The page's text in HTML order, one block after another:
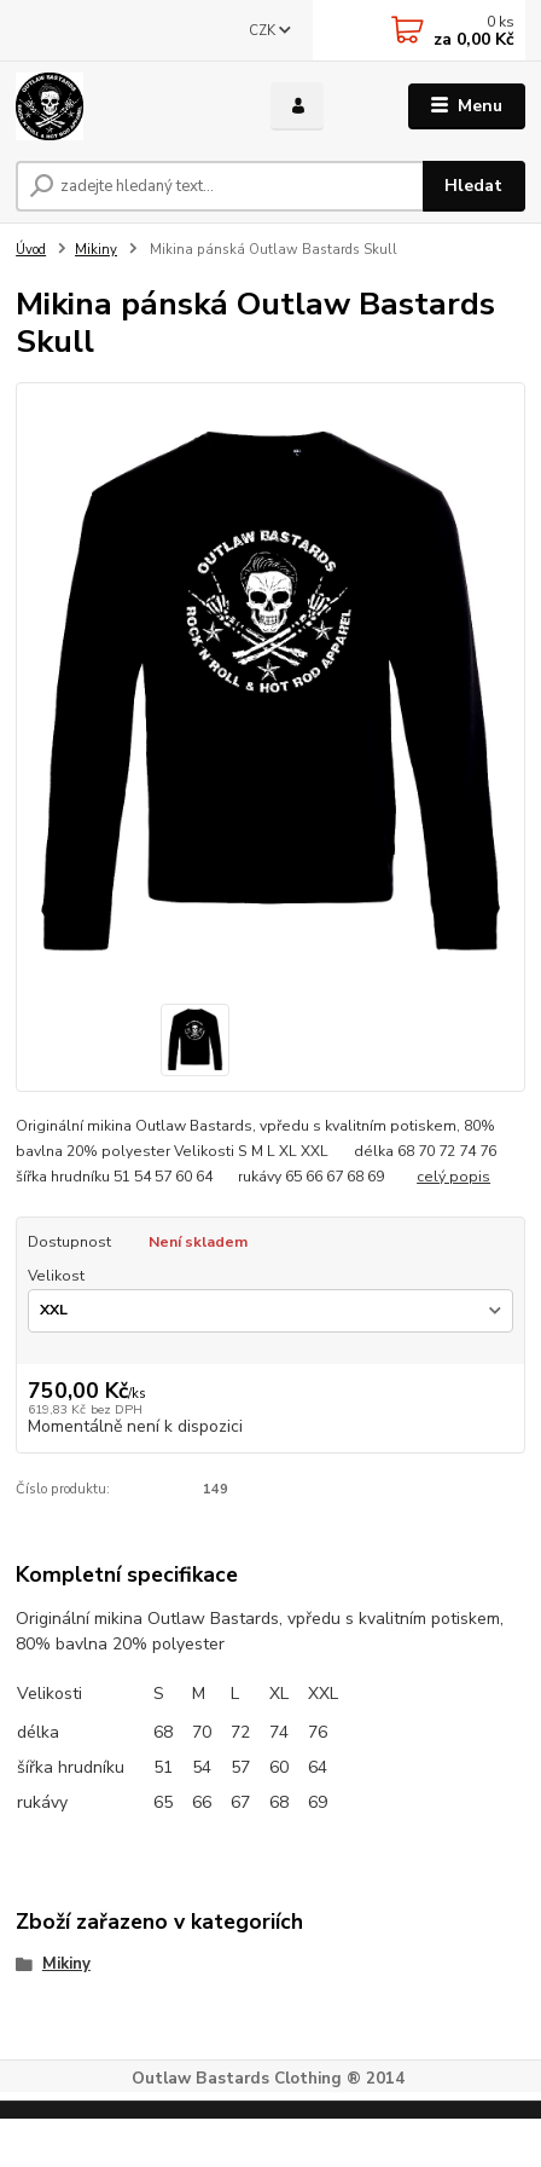
Menu
CZK
Hledat
0 ks
za 0,00 Kč
Úvod Mikiny Mikina pánská Outlaw Bastards Skull
Mikina pánská Outlaw Bastards
Skull
Originální mikina Outlaw Bastards, vpředu s kvalitním potiskem, 80%
bavlna 20% polyester Velikosti S M L XL XXL délka 68 70 72 74 76
šířka hrudníku 51 54 57 60 64 rukávy 65 66 67 68 69 celý popis
Dostupnost
Není skladem
Velikost
750,00 Kč/ks
619,83 Kč bez DPH
Momentálně není k dispozici
Číslo produktu: 149
Kompletní specifikace
Originální mikina Outlaw Bastards, vpředu s kvalitním potiskem,
80% bavlna 20% polyester
Velikosti S M L XL
XXL
délka
68 70 72 74
76
šířka hrudníku
51 54 57 60
64
rukávy
65 66 67 68 69
Zboží zařazeno v kategoriích
Mikiny
Outlaw Bastards Clothing ® 2014